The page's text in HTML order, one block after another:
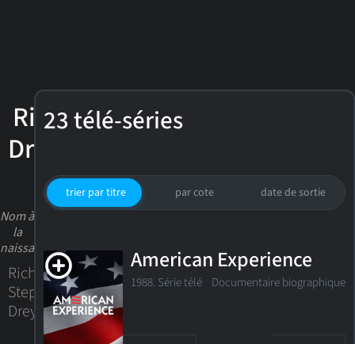
Richard
Dreyfuss
Nom à
la
naissance
Richard
Stephen
Dreyfus
23 télé-séries
trier par titre par cote date de sortie
American Experience
1988. Série télé Documentaire biographique